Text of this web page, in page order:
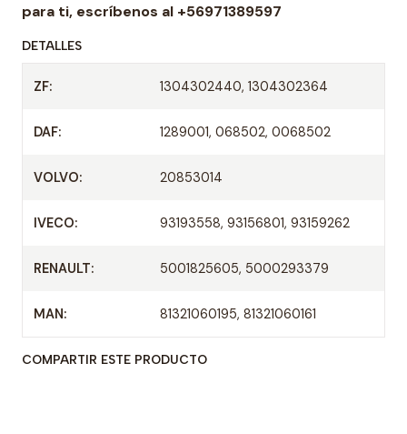
d
para ti, escríbenos al +56971389597
DETALLES
ZF: 1304302440, 1304302364
DAF: 1289001, 068502, 0068502
VOLVO: 20853014
IVECO: 93193558, 93156801, 93159262
RENAULT: 5001825605, 5000293379
MAN: 81321060195, 81321060161
COMPARTIR ESTE PRODUCTO